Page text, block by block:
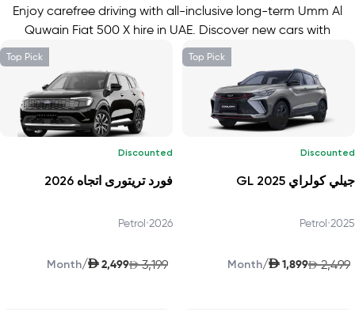
Enjoy carefree driving with all-inclusive long-term Umm Al
Quwain Fiat 500 X hire in UAE. Discover new cars with
doorstep delivery.
Top Pick
Discounted
جيلي كولراي GL 2025
2025
•
Petrol
AED 2,499
AED 1,899
/
Month
Top Pick
Discounted
فورد تريتورى اتجاه 2026
2026
•
Petrol
AED 3,199
AED 2,499
/
Month